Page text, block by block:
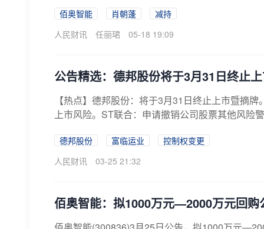
佰奥智能 肖朝蓬
减持
人民财讯
任丽珺 05-18 19:09
公告精选：德邦股份将于3月31日终止
【热点】德邦股份：将于3月31日终止上市暨摘
上市风险。ST联合：申请撤销公司股票其他风险
德邦股份 富临运业
控制权变更
人民财讯
03-25 21:32
佰奥智能：拟1000万元—2000万元回购